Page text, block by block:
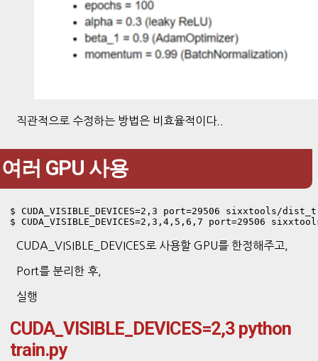
직관적으로 수정하는 방법은 비효율적이다..
여러 GPU 사용
$ CUDA_VISIBLE_DEVICES=2,3 port=29506 sixxtools/
$ CUDA_VISIBLE_DEVICES=2,3,4,5,6,7 port=29506
CUDA_VISIBLE_DEVICES로 사용할 GPU를 한정해주고,
Port를 분리한 후,
실행
CUDA_VISIBLE_DEVICES=2,3 python
train.py